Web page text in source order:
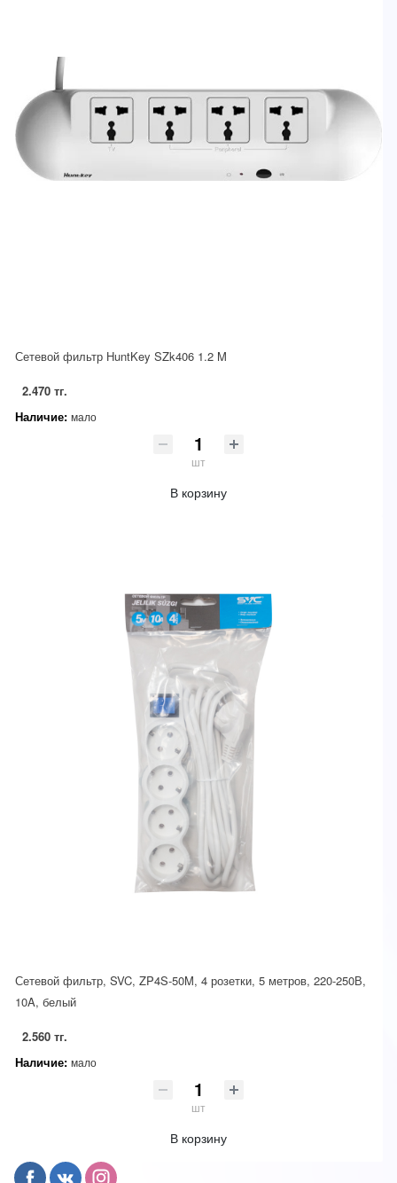
Сетевой фильтр HuntKey SZk406 1.2 M
2.470 тг.
Наличие: мало
шт
В корзину
Сетевой фильтр, SVC, ZP4S-50M, 4 розетки, 5 метров, 220-250В,
10A, белый
2.560 тг.
Наличие: мало
шт
В корзину